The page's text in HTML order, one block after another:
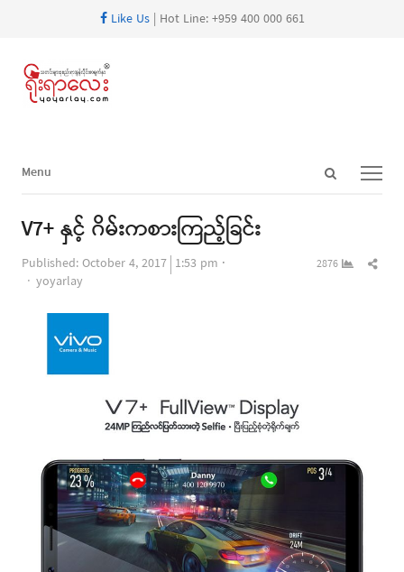
Like Us| Hot Line: +959 400 000 661
Open
Menu
Menu
V7+ နှင့် ဂိမ်းကစားကြည့်ခြင်း
Published:October 4, 2017 1:53 pm
Author
yoyarlay
2876